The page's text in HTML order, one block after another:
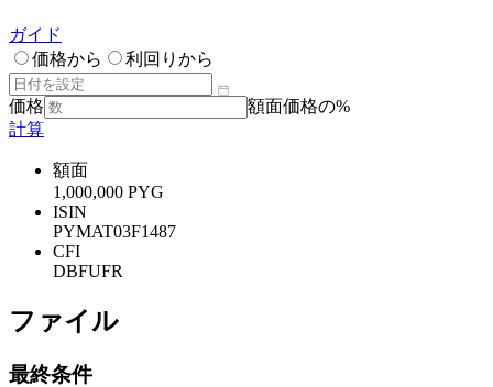
ガイド
価格から
利回りから
価格
額面価格の%
計算
額面
1,000,000 PYG
ISIN
PYMAT03F1487
CFI
DBFUFR
ファイル
最終条件